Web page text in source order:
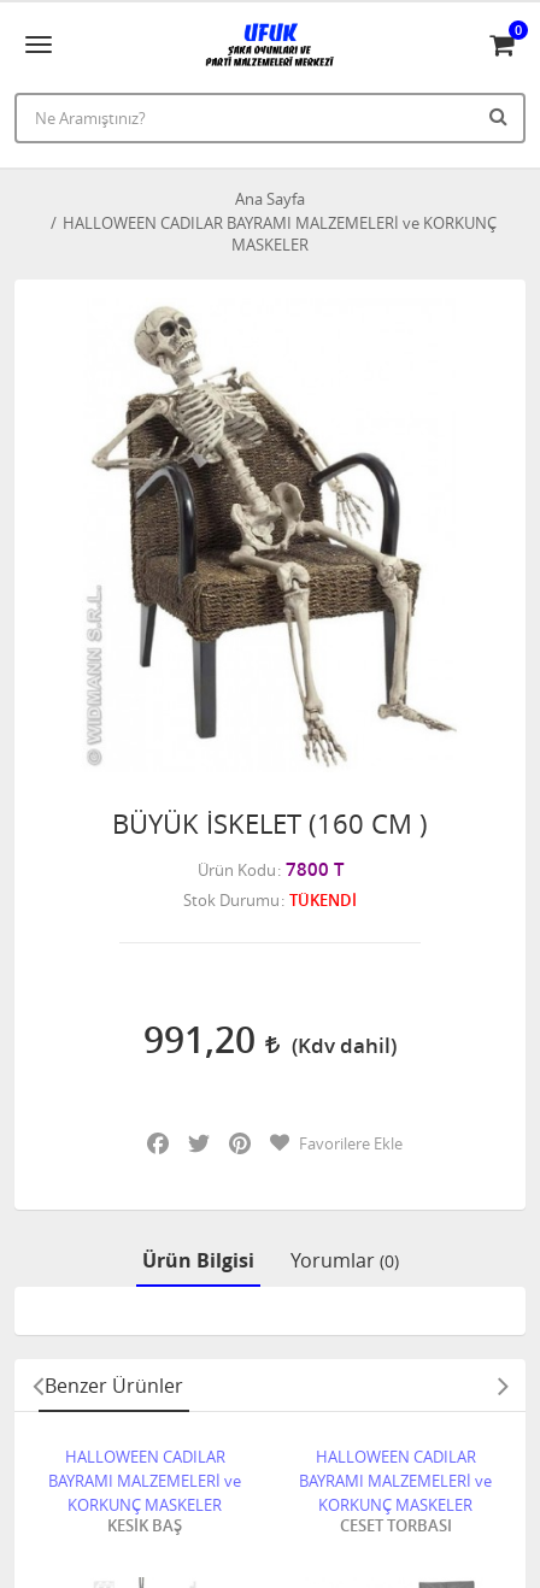
0
Ana Sayfa
HALLOWEEN CADILAR BAYRAMI MALZEMELERİ ve KORKUNÇ
MASKELER
BÜYÜK İSKELET (160 CM )
Ürün Kodu 7800 T
Stok Durumu TÜKENDİ
991,20
Facebook
Twitter PinterestFavorilere Ekle
Ürün Bilgisi Yorumlar (0)
Benzer Ürünler
HALLOWEEN CADILAR
BAYRAMI MALZEMELERİ ve
KORKUNÇ MASKELER
KESİK BAŞ
HALLOWEEN CADILAR
BAYRAMI MALZEMELERİ ve
KORKUNÇ MASKELER
CESET TORBASI